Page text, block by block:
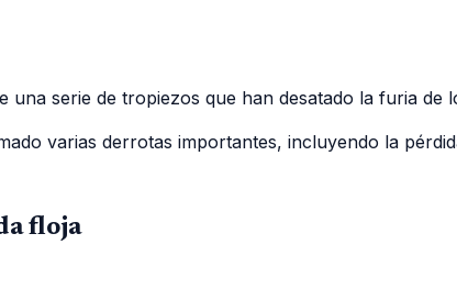
serie de tropiezos que han desatado la furia de
varias derrotas importantes, incluyendo la
floja